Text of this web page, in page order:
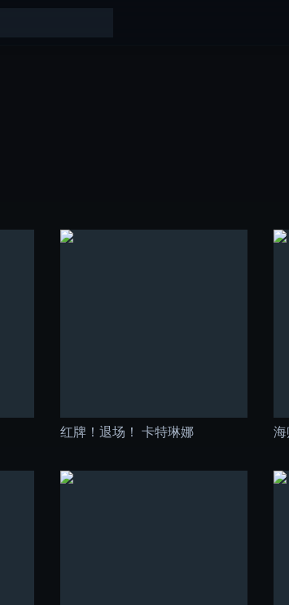
红牌！退场！ 卡特琳娜 海